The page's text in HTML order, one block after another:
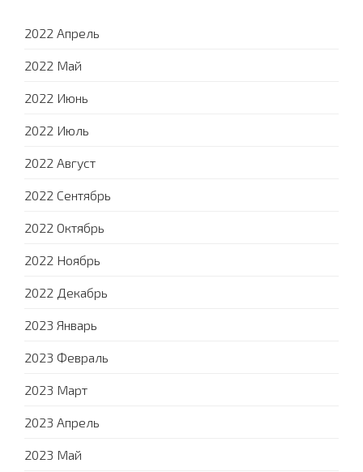
2022 Апрель
2022 Май
2022 Июнь
2022 Июль
2022 Август
2022 Сентябрь
2022 Октябрь
2022 Ноябрь
2022 Декабрь
2023 Январь
2023 Февраль
2023 Март
2023 Апрель
2023 Май